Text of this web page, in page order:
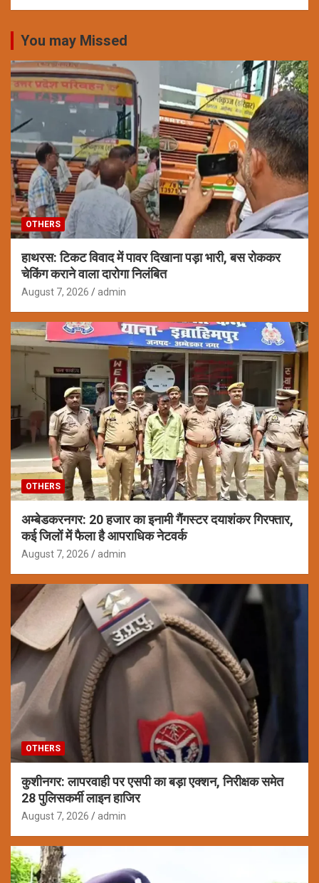
You may Missed
OTHERS
हाथरस: टिकट विवाद में पावर दिखाना पड़ा भारी, बस रोककर
चेकिंग कराने वाला दारोगा निलंबित
August 7, 2026 admin
OTHERS
अम्बेडकरनगर: 20 हजार का इनामी गैंगस्टर दयाशंकर गिरफ्तार,
कई जिलों में फैला है आपराधिक नेटवर्क
August 7, 2026 admin
OTHERS
कुशीनगर: लापरवाही पर एसपी का बड़ा एक्शन, निरीक्षक समेत
28 पुलिसकर्मी लाइन हाजिर
August 7, 2026 admin